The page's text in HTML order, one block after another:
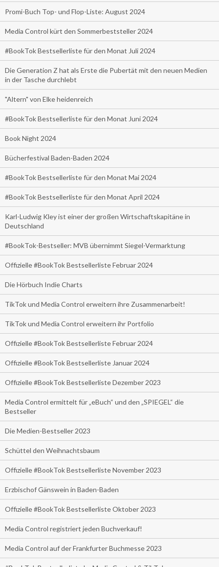
Promi-Buch Top- und Flop-Liste: August 2024
Media Control kürt den Sommerbeststeller 2024
#BookTok Bestsellerliste für den Monat Juli 2024
Die Generation Z hat als Erste die Pubertät mit den neuen Medien
in der Tasche durchlebt
"Altern" von Elke heidenreich
#BookTok Bestsellerliste für den Monat Juni 2024
Book Night 2024
Bücherfestival Baden-Baden 2024
#BookTok Bestsellerliste für den Monat Mai 2024
#BookTok Bestsellerliste für den Monat April 2024
Karl-Ludwig Kley ist einer der großen Wirtschaftskapitäne in
Deutschland
#BookTok-Bestseller: MVB übernimmt Siegel-Vermarktung
Offizielle #BookTok Bestsellerliste Februar 2024
Die Hörbuch Indie Charts
TikTok und Media Control erweitern ihre Zusammenarbeit!
TikTok und Media Control erweitern ihr Portfolio
Offizielle #BookTok Bestsellerliste Februar 2024
Offizielle #BookTok Bestsellerliste Januar 2024
Offizielle #BookTok Bestsellerliste Dezember 2023
Media Control ermittelt für „eBuch“ und den „SPIEGEL“ die
Bestseller
Die Medien-Bestseller 2023
Schüttel den Weihnachtsbaum
Offizielle #BookTok Bestsellerliste November 2023
Erzbischof Gänswein in Baden-Baden
Offizielle #BookTok Bestsellerliste Oktober 2023
Media Control registriert jeden Buchverkauf!
Media Control auf der Frankfurter Buchmesse 2023